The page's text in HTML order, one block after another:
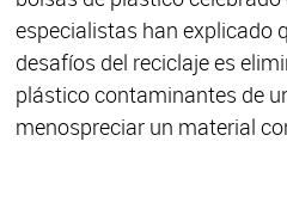
especialistas han explicado
desafíos del reciclaje es
plástico contaminantes de
menospreciar un material